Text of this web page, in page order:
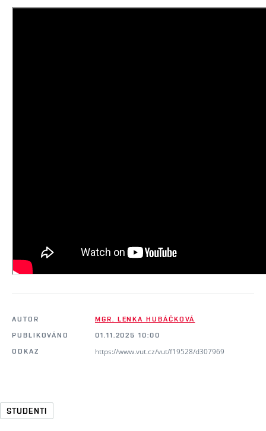
AUTOR
MGR. LENKA HUBÁČKOVÁ
PUBLIKOVÁNO
01.11.2025 10:00
ODKAZ
https://www.vut.cz/vut/f19528/d307969
STUDENTI